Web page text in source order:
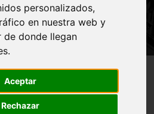
personalizados,
en nuestra web y
de donde llegan
Aceptar
Rechazar
Historia Episodios